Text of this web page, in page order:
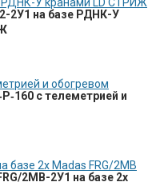
2У1 на базе РДНК-У
с телеметрией и
2MB-2У1 на базе 2х